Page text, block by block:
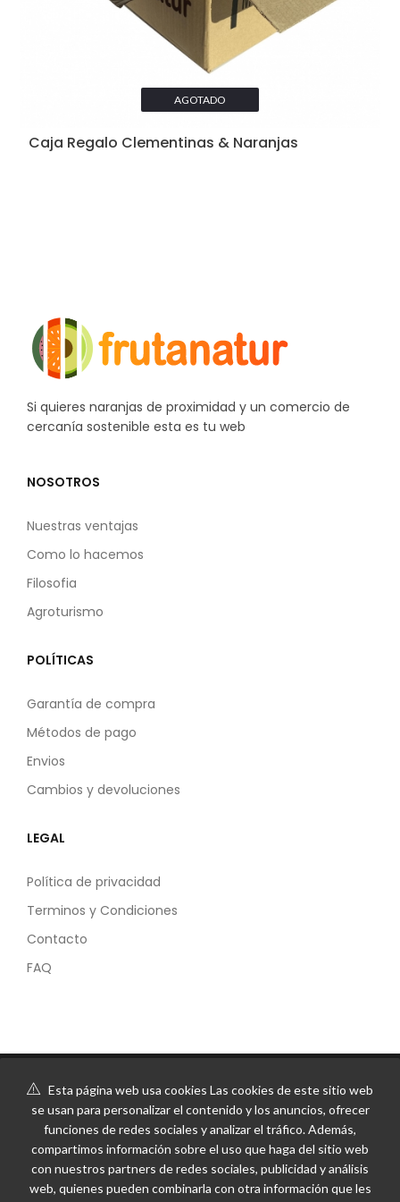
AGOTADO
Caja Regalo Clementinas & Naranjas
Si quieres naranjas de proximidad y un comercio de
cercanía sostenible esta es tu web
NOSOTROS
Nuestras ventajas
Como lo hacemos
Filosofia
Agroturismo
POLÍTICAS
Garantía de compra
Métodos de pago
Envios
Cambios y devoluciones
LEGAL
Política de privacidad
Terminos y Condiciones
Contacto
FAQ
Esta página web usa cookies Las cookies de este sitio web
se usan para personalizar el contenido y los anuncios, ofrecer
funciones de redes sociales y analizar el tráfico. Además,
compartimos información sobre el uso que haga del sitio web
con nuestros partners de redes sociales, publicidad y análisis
web, quienes pueden combinarla con otra información que les